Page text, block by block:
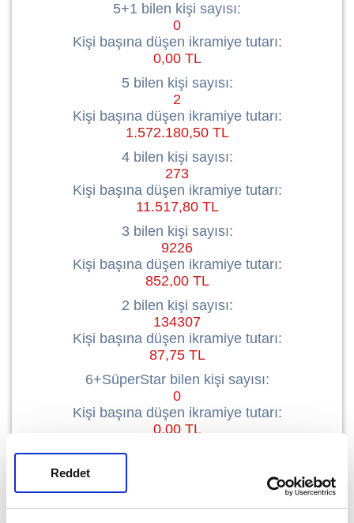
Reddet
5+1 bilen kişi sayısı:
0
Kişi başına düşen ikramiye tutarı:
0,00 TL
5 bilen kişi sayısı:
2
Kişi başına düşen ikramiye tutarı:
1.572.180,50 TL
4 bilen kişi sayısı:
273
Kişi başına düşen ikramiye tutarı:
11.517,80 TL
3 bilen kişi sayısı:
9226
Kişi başına düşen ikramiye tutarı:
852,00 TL
2 bilen kişi sayısı:
134307
Kişi başına düşen ikramiye tutarı:
87,75 TL
6+SüperStar bilen kişi sayısı:
0
Kişi başına düşen ikramiye tutarı:
0,00 TL
5+1+SüperStar bilen kişi sayısı:
Kişi başına düşen ikramiye tutarı: